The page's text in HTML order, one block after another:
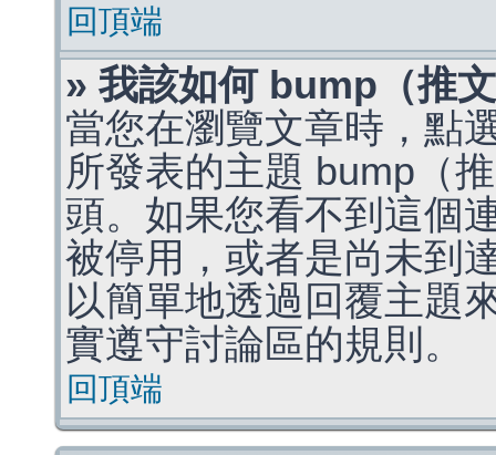
回頂端
» 我該如何 bump（推
當您在瀏覽文章時，點
所發表的主題 bump（
頭。如果您看不到這個
被停用，或者是尚未到
以簡單地透過回覆主題
實遵守討論區的規則。
回頂端